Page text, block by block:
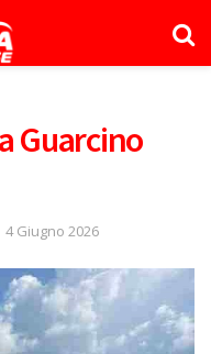
Guarcino
4 Giugno 2026